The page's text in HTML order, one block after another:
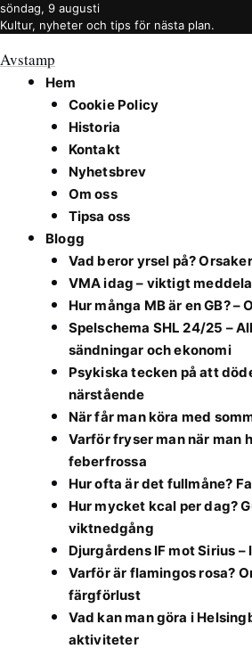
söndag, 9 augusti
Kultur, nyheter och tips för nästa plan.
Avstamp
Hem
Cookie Policy
Historia
Kontakt
Nyhetsbrev
Om oss
Tipsa oss
Blogg
Vad beror yrsel på?
VMA idag – viktigt
Hur många MB är en GB?
Spelschema SHL 24/25 –
sändningar och ekonomi
Psykiska tecken på att
närstående
När får man köra med
Varför fryser man när man
feberfrossa
Hur ofta är det fullmåne?
Hur mycket kcal per dag?
viktnedgång
Djurgårdens IF mot Sirius
Varför är flamingos rosa?
färgförlust
Vad kan man göra i
aktiviteter